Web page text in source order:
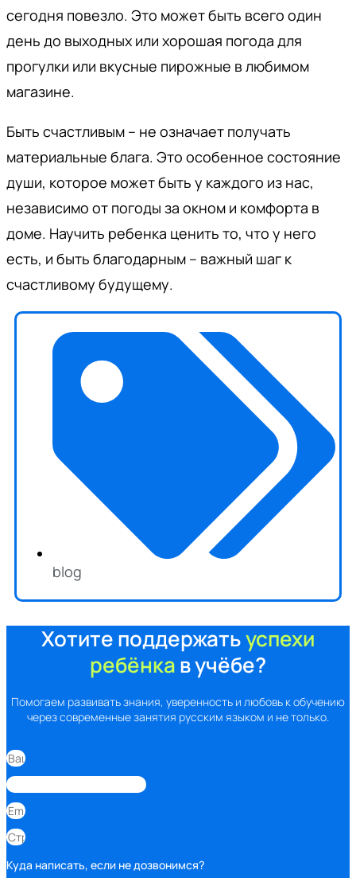
сегодня повезло. Это может быть всего один
день до выходных или хорошая погода для
прогулки или вкусные пирожные в любимом
магазине.
Быть счастливым – не означает получать
материальные блага. Это особенное состояние
души, которое может быть у каждого из нас,
независимо от погоды за окном и комфорта в
доме. Научить ребенка ценить то, что у него
есть, и быть благодарным – важный шаг к
счастливому будущему.
blog
Хотите поддержатьуспехи
ребёнкав учёбе?
Помогаем развивать знания, уверенность и любовь к обучению
через современные занятия русским языком и не только.
Куда написать, если не дозвонимся?